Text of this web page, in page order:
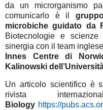
da un microrganismo
comunicarlo è il
microbiche guidato da
Biotecnologie e
sinergia con il team inglese
Innes Centre di
Kalinowski
Un articolo scientifico è
rivista
Biology https://